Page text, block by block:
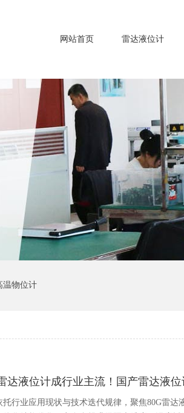
网站首页 雷达液位计
温物位计
达液位计成行业主流！国产雷达液
托行业应用现状与技术迭代规律，聚焦80G雷